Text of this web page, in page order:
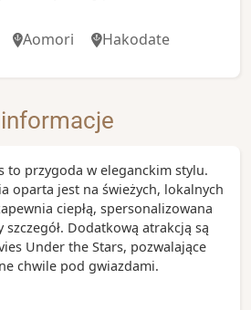
Aomori Hakodate
informacje
to przygoda w eleganckim stylu.
oparta jest na świeżych, lokalnych
ciepłą, spersonalizowana
szczegół. Dodatkową atrakcją są
Under the Stars, pozwalające
chwile pod gwiazdami.